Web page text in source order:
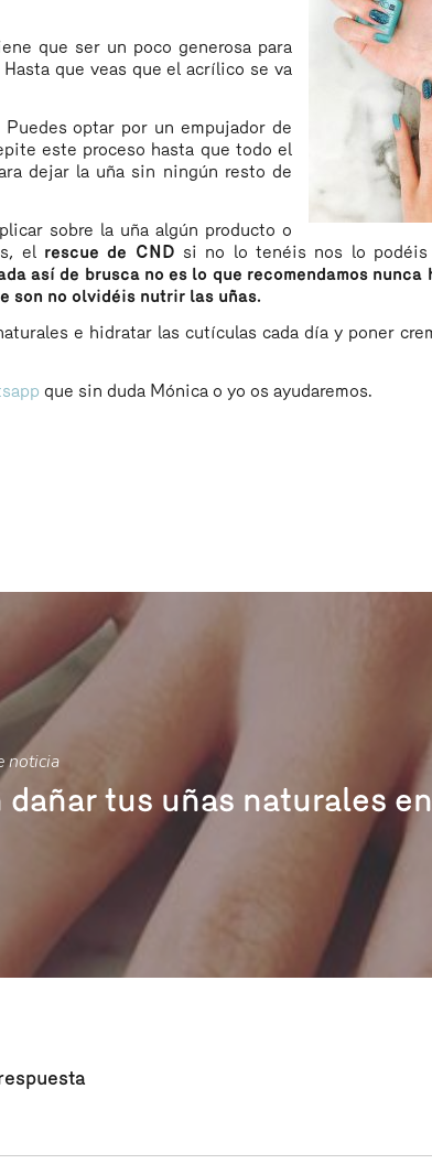
que ser un poco generosa para
que veas que el acrílico se va
optar por un empujador de
este proceso hasta que todo el
dejar la uña sin ningún resto de
sobre la uña algún producto o
el rescue de CND si no lo tenéis nos lo
así de brusca no es lo que recomendamos nunca
son no olvidéis nutrir las uñas.
e hidratar las cutículas cada día y poner
que sin duda Mónica o yo os ayudaremos.
noticia
tus uñas naturales